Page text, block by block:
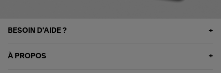
BESOIN D'AIDE ?
À PROPOS